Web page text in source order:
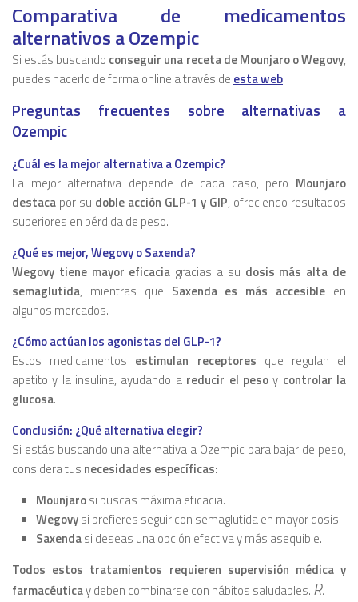
Comparativa de medicamentos
alternativos a Ozempic
Si estás buscando conseguir una receta de Mounjaro o Wegovy,
puedes hacerlo de forma online a través de esta web.
Preguntas frecuentes sobre alternativas a
Ozempic
¿Cuál es la mejor alternativa a Ozempic?
La mejor alternativa depende de cada caso, pero Mounjaro
destaca por su doble acción GLP-1 y GIP, ofreciendo resultados
superiores en pérdida de peso.
¿Qué es mejor, Wegovy o Saxenda?
Wegovy tiene mayor eficacia gracias a su dosis más alta de
semaglutida, mientras que Saxenda es más accesible en
algunos mercados.
¿Cómo actúan los agonistas del GLP-1?
Estos medicamentos estimulan receptores que regulan el
apetito y la insulina, ayudando a reducir el pesoy controlar la
glucosa.
Conclusión: ¿Qué alternativa elegir?
Si estás buscando una alternativa a Ozempic para bajar de peso,
considera tus necesidades específicas:
Mounjarosi buscas máxima eficacia.
Wegovysi prefieres seguir con semaglutida en mayor dosis.
Saxendasi deseas una opción efectiva y más asequible.
Todos estos tratamientos requieren supervisión médica y
farmacéuticay deben combinarse con hábitos saludables. R.